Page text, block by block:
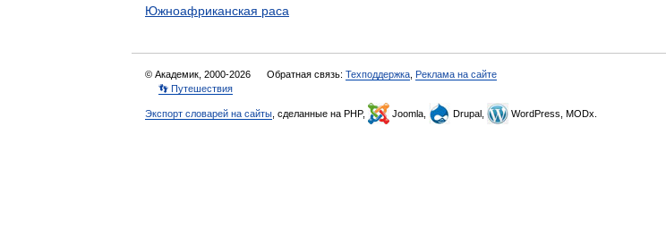
Южноафриканская раса
© Академик, 2000-2026 Обратная связь: Техподдержка Реклама на сайте
👣 Путешествия
Экспорт словарей на сайты , сделанные на PHP, Joomla, Drupal, WordPress, MODx.